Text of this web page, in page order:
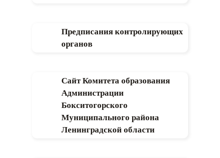
Предписания контролирующих
органов
Сайт Комитета образования
Администрации
Бокситогорского
Муниципального района
Ленинградской области